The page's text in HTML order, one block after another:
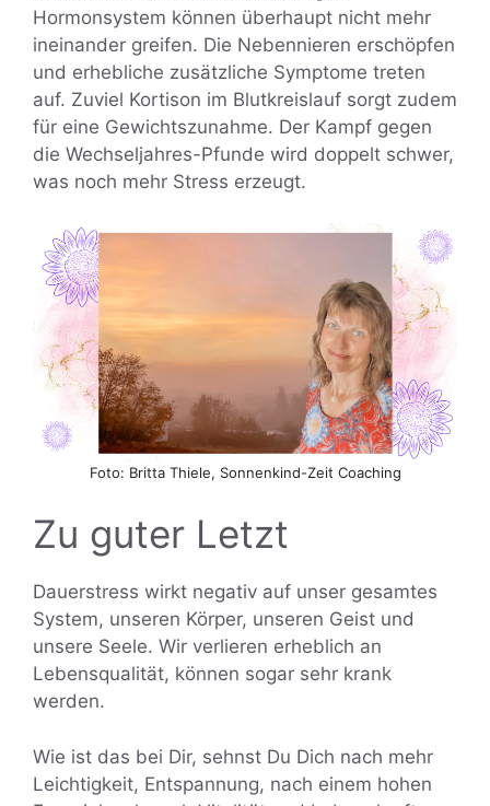
Hormonsystem können überhaupt nicht mehr
ineinander greifen. Die Nebennieren erschöpfen
und erhebliche zusätzliche Symptome treten
auf. Zuviel Kortison im Blutkreislauf sorgt zudem
für eine Gewichtszunahme. Der Kampf gegen
die Wechseljahres-Pfunde wird doppelt schwer,
was noch mehr Stress erzeugt.
Foto: Britta Thiele, Sonnenkind-Zeit Coaching
Zu guter Letzt
Dauerstress wirkt negativ auf unser gesamtes
System, unseren Körper, unseren Geist und
unsere Seele. Wir verlieren erheblich an
Lebensqualität, können sogar sehr krank
werden.
Wie ist das bei Dir, sehnst Du Dich nach mehr
Leichtigkeit, Entspannung, nach einem hohen